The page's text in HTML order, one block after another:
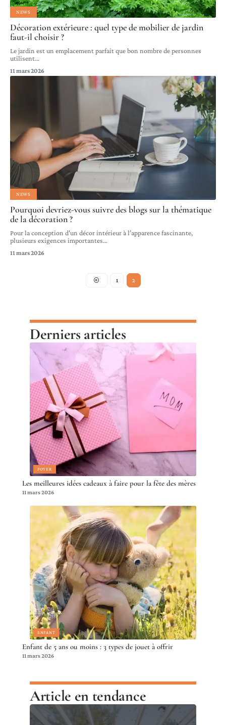
NEWS
Décoration extérieure : quel type de mobilier de jardin
faut-il choisir ?
Le jardin est un emplacement parfait que bon nombre de personnes
utilisent…
11 mars 2026
NEWS
Pourquoi devriez-vous suivre des blogs sur la thématique
de la décoration ?
Pour la conception d'un décor intérieur à l’apparence fascinante,
plusieurs exigences importantes…
11 mars 2026
1 2
Derniers articles
FOYER
Les meilleures idées cadeaux à faire pour la fête des mères
11 mars 2026
ENFANT
Enfant de 5 ans ou moins : 3 types de jouet à offrir
11 mars 2026
Article en tendance